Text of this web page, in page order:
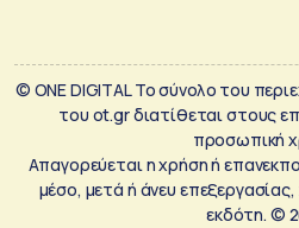
© ONE DIGITAL Το σύνολο του
του ot.gr διατίθεται στους
προσωπική
Απαγορεύεται η χρήση ή
μέσο, μετά ή άνευ
εκδότη. ©